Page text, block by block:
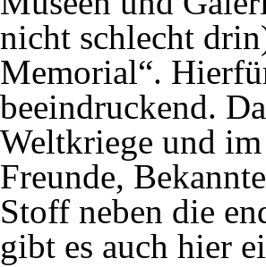
nicht schlecht
Memorial“.
beeindruckend.
Weltkriege und
Freunde,
Stoff neben die
gibt es auch hier